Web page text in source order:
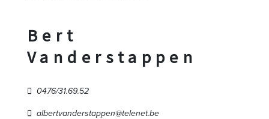
Bert
Vanderstappen
0476/31.69.52
albertvanderstappen@telenet.be